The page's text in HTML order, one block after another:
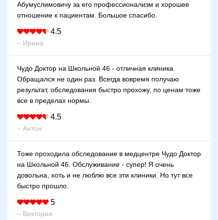
Абумуслимовичу за его профессионализм и хорошее
отношение к пациентам. Большое спасибо.
4.5
– Ирина
Чудо Доктор на Школьной 46 - отличная клиника.
Обращался не один раз. Всегда вовремя получаю
результат, обследования быстро прохожу, по ценам тоже
все в пределах нормы.
4.5
– Антон
Тоже проходила обследование в медцентре Чудо Доктор
на Школьной 46. Обслуживание - супер! Я очень
довольна, хоть и не люблю все эти клиники. Но тут все
быстро прошло.
5
– Виктория